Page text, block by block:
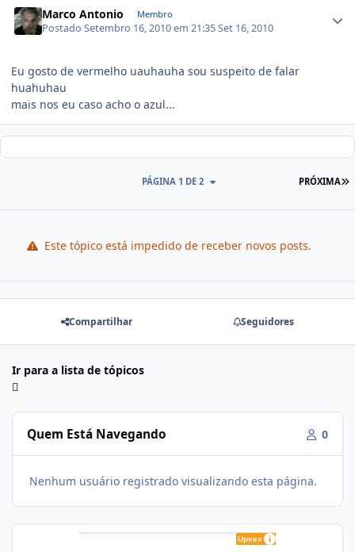
Marco Antonio Membro
PostadoSetembro 16, 2010 em 21:35Set 16, 2010
Eu gosto de vermelho uauhauha sou suspeito de falar
huahuhau
mais nos eu caso acho o azul...
PRÓXIMA
PÁGINA 1 DE 2
Este tópico está impedido de receber novos posts.
Compartilhar Seguidores
Ir para a lista de tópicos
Quem Está Navegando 0
Nenhum usuário registrado visualizando esta página.